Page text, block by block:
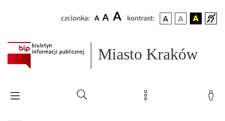
czcionka: A A A kontrast:
Miasto Kraków